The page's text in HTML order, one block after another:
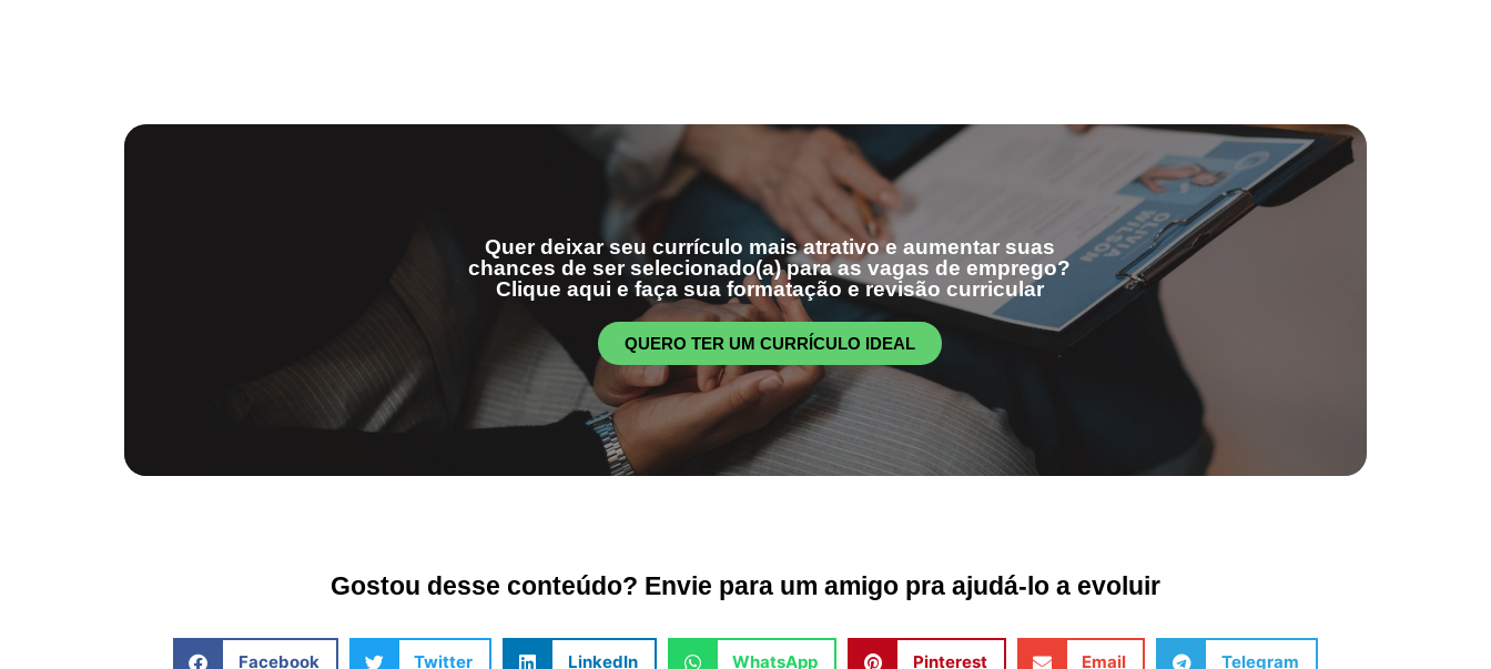
Quer deixar seu currículo mais atrativo e aumentar suas
chances de ser selecionado(a) para as vagas de emprego?
Clique aqui e faça sua formatação e revisão curricular
QUERO TER UM CURRÍCULO IDEAL
Gostou desse conteúdo? Envie para um amigo pra ajudá-lo a evoluir
Facebook Twitter LinkedIn WhatsApp Pinterest Email Telegram